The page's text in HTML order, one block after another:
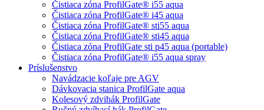
Čistiaca zóna ProfilGate® i55 aqua
Čistiaca zóna ProfilGate® i45 aqua
Čistiaca zóna ProfilGate® sti55 aqua
Čistiaca zóna ProfilGate® sti45 aqua
Čistiaca zóna ProfilGate sti p45 aqua (portable)
Čistiaca zóna ProfilGate® i55 aqua spray
Príslušenstvo
Navádzacie koľaje pre AGV
Dávkovacia stanica ProfilGate aqua
Kolesový zdvihák ProfilGate